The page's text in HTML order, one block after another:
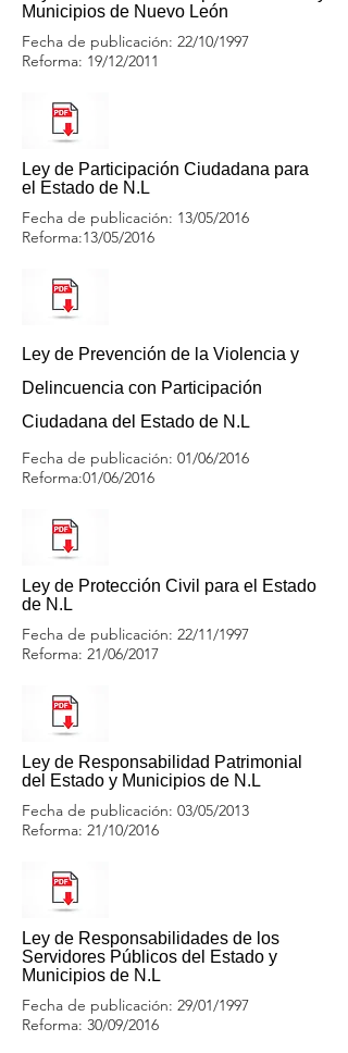
Municipios de Nuevo León
Fecha de publicación: 22/10/1997
Reforma: 19/12/2011
Ley de Participación Ciudadana para
el Estado de N.L
Fecha de publicación: 13/05/2016
Reforma:13/05/2016
Ley de Prevención de la Violencia y
Delincuencia con Participación
Ciudadana del Estado de N.L
Fecha de publicación: 01/06/2016
Reforma:01/06/2016
Ley de Protección Civil para el Estado
de N.L
Fecha de publicación: 22/11/1997
Reforma: 21/06/2017
Ley de Responsabilidad Patrimonial
del Estado y Municipios de N.L
Fecha de publicación: 03/05/2013
Reforma: 21/10/2016
Ley de Responsabilidades de los
Servidores Públicos del Estado y
Municipios de N.L
Fecha de publicación: 29/01/1997
Reforma: 30/09/2016